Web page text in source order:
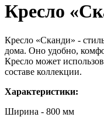
Кресло
Кресло «Сканди» -
дома. Оно удобно,
Кресло может
составе коллекции.
Характеристики:
Ширина - 800 мм